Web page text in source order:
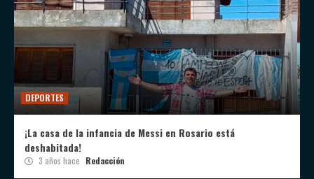
DEPORTES
¡La casa de la infancia de Messi en Rosario está
deshabitada!
3 años hace Redacción